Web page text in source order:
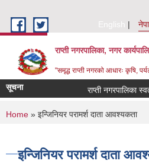
English
राप्ती नगरपालिका, नगर
"समृद्ध राप्ती नगरको आधारः कृषि,
सूचना राप्ती नगरपालिका स्वत:
You are here
Home » इन्जिनियर परामर्श दाता आवश्यकता
इन्जिनियर परामर्श दाता